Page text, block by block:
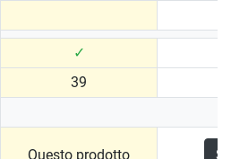
✓
39
Questo prodotto